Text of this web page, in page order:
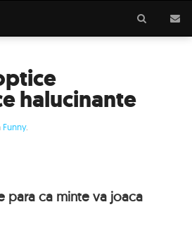
halucinante
Funny.
para ca minte va joaca